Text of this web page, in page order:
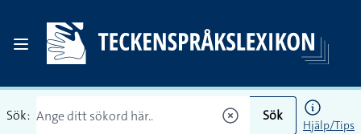
Sök: Sök
Hjälp/Tips